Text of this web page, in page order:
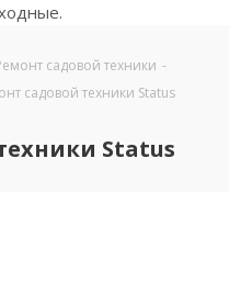
садовой техники -
садовой техники Status
Status